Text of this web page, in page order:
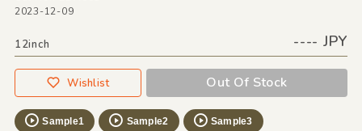
2023-12-09
12inch ---- JPY
Wishlist Out Of Stock
Sample1 Sample2 Sample3